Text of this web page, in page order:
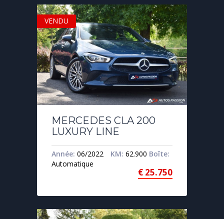
MERCEDES CLA 200
LUXURY LINE
Année: 06/2022 KM: 62.900 Boîte:
Automatique
€ 25.750
VENDU